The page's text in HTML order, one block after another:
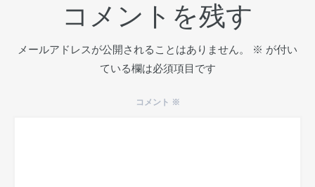
コメントを残す
メールアドレスが公開されることはありません。 ※ が付い
ている欄は必須項目です
コメント ※